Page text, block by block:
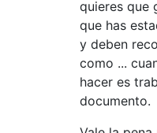
quieres que
que has
y deben
como ...
hacer es
documento.